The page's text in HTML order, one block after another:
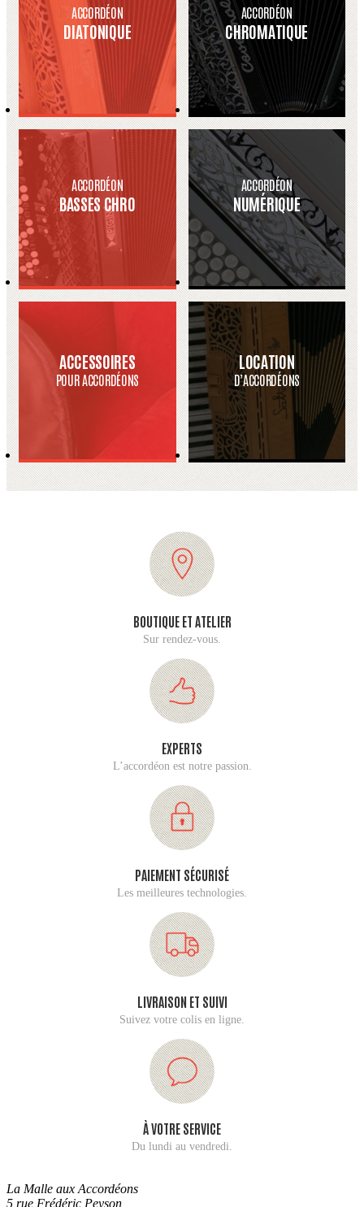
ACCORDÉON
DIATONIQUE
ACCORDÉON
CHROMATIQUE
ACCORDÉON
BASSES CHRO
ACCORDÉON
NUMÉRIQUE
ACCESSOIRES
POUR ACCORDÉONS
LOCATION
D’ACCORDÉONS
BOUTIQUE ET ATELIER
Sur rendez-vous.
EXPERTS
L’accordéon est notre passion.
PAIEMENT SÉCURISÉ
Les meilleures technologies.
LIVRAISON ET SUIVI
Suivez votre colis en ligne.
À VOTRE SERVICE
Du lundi au vendredi.
La Malle aux Accordéons
5 rue Frédéric Peyson